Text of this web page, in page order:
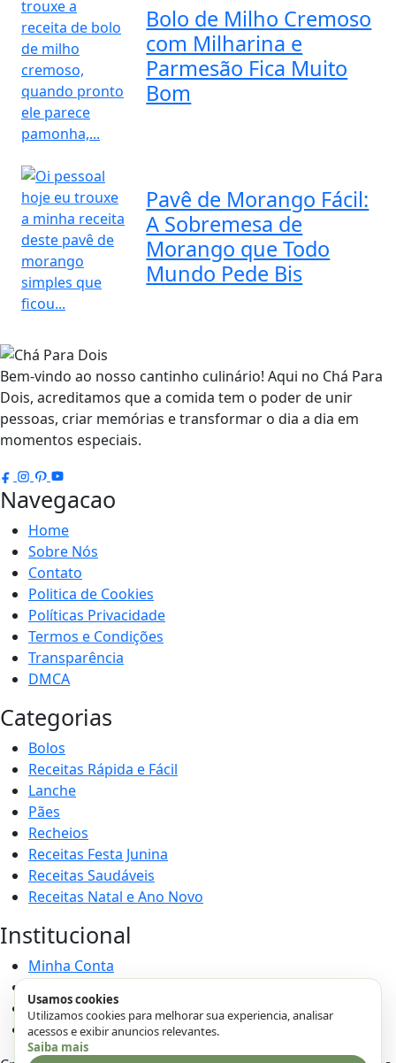
Bolo de Milho Cremoso
com Milharina e
Parmesão Fica Muito
Bom
Pavê de Morango Fácil:
A Sobremesa de
Morango que Todo
Mundo Pede Bis
Bem-vindo ao nosso cantinho culinário! Aqui no Chá Para
Dois, acreditamos que a comida tem o poder de unir
pessoas, criar memórias e transformar o dia a dia em
momentos especiais.
Navegacao
Home
Sobre Nós
Contato
Politica de Cookies
Políticas Privacidade
Termos e Condições
Transparência
DMCA
Categorias
Bolos
Receitas Rápida e Fácil
Lanche
Pães
Recheios
Receitas Festa Junina
Receitas Saudáveis
Receitas Natal e Ano Novo
Institucional
Minha Conta
Cadastro
Enviar Receita
Usamos cookies
Utilizamos cookies para melhorar sua experiencia, analisar
acessos e exibir anuncios relevantes.
Saiba mais